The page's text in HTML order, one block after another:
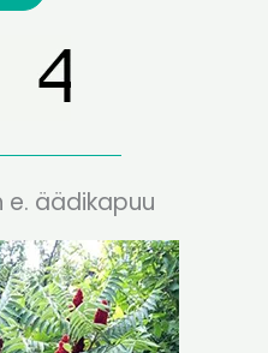
e. äädikapuu